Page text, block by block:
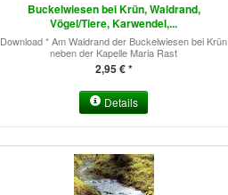
Buckelwiesen bei Krün, Waldrand,
Vögel/Tiere, Karwendel,...
Download * Am Waldrand der Buckelwiesen bei Krün
neben der Kapelle Maria Rast
2,95 € *
Details